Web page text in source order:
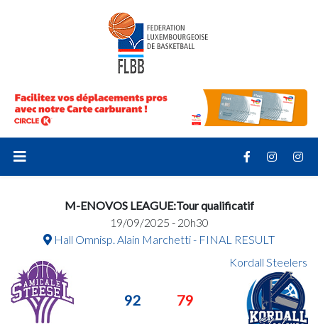
M-ENOVOS LEAGUE:Tour qualificatif
19/09/2025 - 20h30
Hall Omnisp. Alain Marchetti - FINAL RESULT
92 79
Kordall Steelers